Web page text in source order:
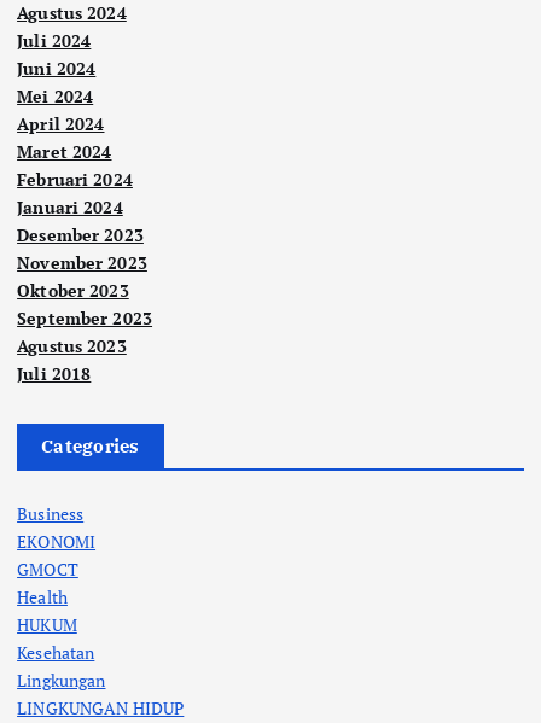
Agustus 2024
Juli 2024
Juni 2024
Mei 2024
April 2024
Maret 2024
Februari 2024
Januari 2024
Desember 2023
November 2023
Oktober 2023
September 2023
Agustus 2023
Juli 2018
Categories
Business
EKONOMI
GMOCT
Health
HUKUM
Kesehatan
Lingkungan
LINGKUNGAN HIDUP